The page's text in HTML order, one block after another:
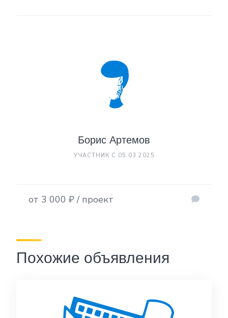
Борис Артемов
УЧАСТНИК С 05.03.2025
от 3 000 ₽ / проект
Похожие объявления